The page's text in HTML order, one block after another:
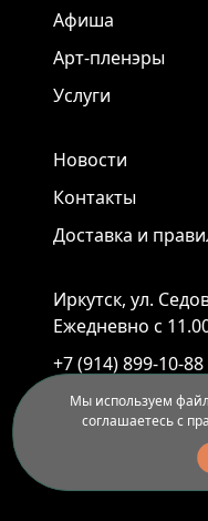
Афиша
Арт-пленэры
Услуги
Новости
Контакты
Доставка и
Иркутск, ул.
Ежедневно с
+7 (914) 899-10-88
+7 (3952) 55-45-95
Мы используем
соглашаетесь с